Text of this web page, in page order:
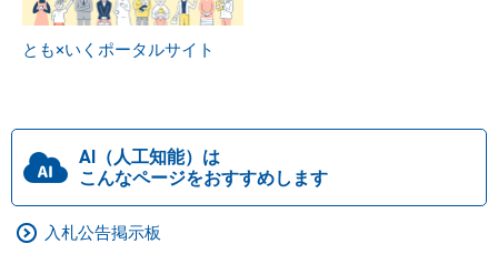
とも×いくポータルサイト
AI（人工知能）は
こんなページをおすすめします
入札公告掲示板